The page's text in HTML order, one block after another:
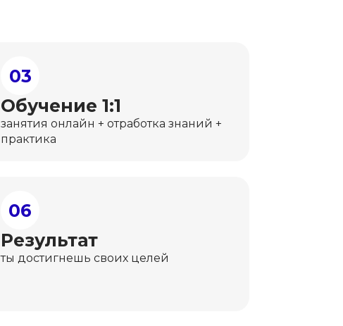
03
Обучение 1:1
занятия онлайн + отработка знаний +
практика
06
Результат
ты достигнешь своих целей